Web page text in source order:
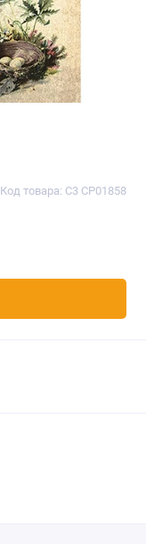
Код товара: C3 CP01858